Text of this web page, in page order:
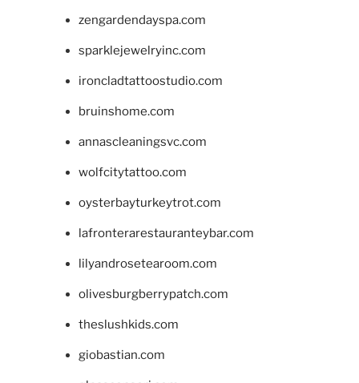
zengardendayspa.com
sparklejewelryinc.com
ironcladtattoostudio.com
bruinshome.com
annascleaningsvc.com
wolfcitytattoo.com
oysterbayturkeytrot.com
lafronterarestauranteybar.com
lilyandrosetearoom.com
olivesburgberrypatch.com
theslushkids.com
giobastian.com